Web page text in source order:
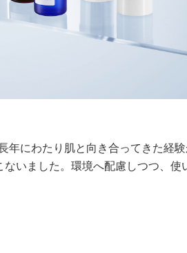
年にわたり肌と向き合ってきた経
いました。環境へ配慮しつつ、使